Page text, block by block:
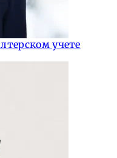
учете